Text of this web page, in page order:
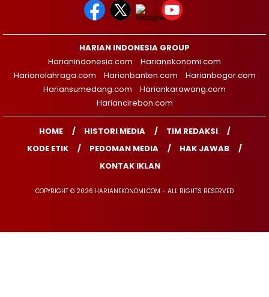
HARIAN INDONESIA GROUP
Harianindonesia.com
Harianekonomi.com
Harianolahraga.com
Harianbanten.com
Harianbogor.com
Hariansumedang.com
Hariankarawang.com
Hariancirebon.com
HOME HISTORI MEDIA
TIM REDAKSI
KODE ETIK
PEDOMAN MEDIA
HAK JAWAB
KONTAK IKLAN
COPYRIGHT © 2026 HARIANEKONOMI.COM - ALL RIGHTS RESERVED